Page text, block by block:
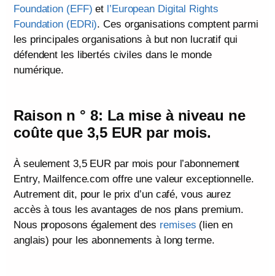
Foundation (EFF) et l’European Digital Rights
Foundation (EDRi). Ces organisations comptent parmi
les principales organisations à but non lucratif qui
défendent les libertés civiles dans le monde
numérique.
Raison n ° 8: La mise à niveau ne
coûte que 3,5 EUR par mois.
À seulement 3,5 EUR par mois pour l’abonnement
Entry, Mailfence.com offre une valeur exceptionnelle.
Autrement dit, pour le prix d’un café, vous aurez
accès à tous les avantages de nos plans premium.
Nous proposons également des remises (lien en
anglais) pour les abonnements à long terme.